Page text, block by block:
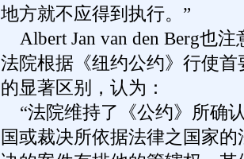
地方就不应得到执行。”
Albert Jan van den Berg也
法院根据《纽约公约》行使
的显著区别，认为：
“法院维持了《公约》所确
国或裁决所依据法律之国家